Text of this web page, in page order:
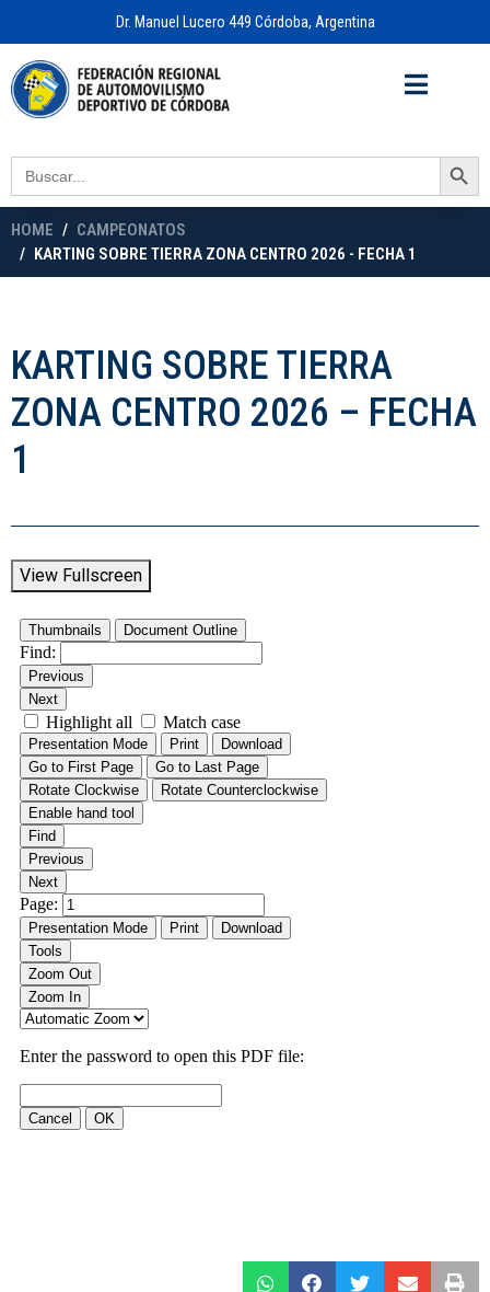
Dr. Manuel Lucero 449 Córdoba, Argentina
Search
for:
Search Button
HOME
CAMPEONATOS
KARTING SOBRE TIERRA ZONA CENTRO 2026 - FECHA 1
KARTING SOBRE TIERRA
ZONA CENTRO 2026 – FECHA
1
View Fullscreen